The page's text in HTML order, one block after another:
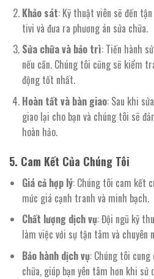
Khảo sát: Kỹ thuật viên sẽ đến
tivi và đưa ra phương án sửa chữa.
Sửa chữa và bảo trì: Tiến hành
nếu cần. Chúng tôi cũng sẽ kiểm
động tốt nhất.
Hoàn tất và bàn giao: Sau khi
giao lại cho bạn và chúng tôi sẽ
hoàn hảo.
5. Cam Kết Của Chúng Tôi
Giá cả hợp lý: Chúng tôi cam kết
mức giá cạnh tranh và minh bạch.
Chất lượng dịch vụ: Đội ngũ kỹ
làm việc với sự tận tâm và chuyên
Bảo hành dịch vụ: Chúng tôi cung
chữa, giúp bạn yên tâm hơn khi sử